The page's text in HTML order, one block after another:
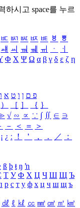
하시고 space를 누르
ㅳ ㅴ ㅵ ㅶ ㅷ ㅸ
ㅹ
ㆈ ㆉ ㆊ ㆋ ㆌ ㆍ
ㆎ
Φ Χ Ψ Ω α β γ δ ε ζ η
פ ם ן ו ט א
） ［ ］ ｛ ｝
√ ∽ ∝ ∵ ∫ ∬ ∈ ∋
－ ＜ ＝
＞
¡ ¿ ː ！ ＇ ， ． ／
：
ß þ ŧ ŋ ŉ
Т У Ф Х Ц Ч Ш Щ Ъ
р с т у ф х ц ч ш щ ъ
㎗ ℓ ㎘ ㏄ ㎣ ㎤ ㎥ ㎦